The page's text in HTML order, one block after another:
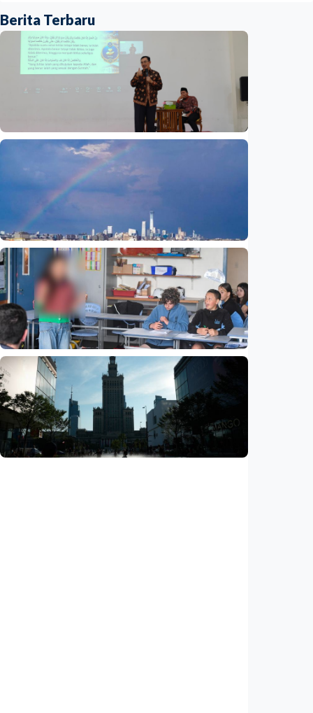
Berita Terbaru
Prof. Syafi’i Antonio bahas penataan jiwa
berbasis Al-Qur’an dan sunnah
Indonesia
Humaniora
Beijing jadi ibu kota arsitektur dunia
UNESCO-UIA 2029. Apa alasannya?
Indonesia•06 Aug 2026
Humaniora
Sekolah di Selandia Baru tambah mata
pelajaran berbasis industri, dari AI hingga
pariwisata
Indonesia •06 Aug 2026